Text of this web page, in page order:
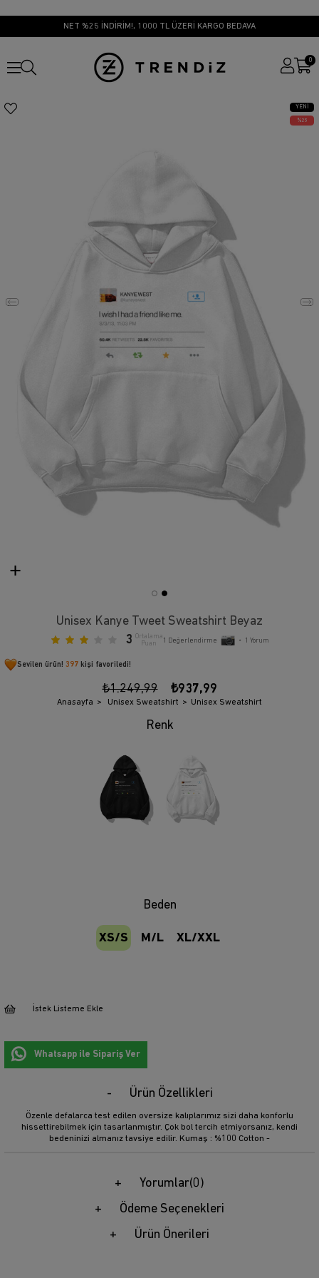
NET %25 İNDİRİM!, 1000 TL ÜZERİ KARGO BEDAVA
0
YENI
ÜRÜN
25
Unisex Kanye Tweet Sweatshirt Beyaz
3 Ortalama
Puan
1 Değerlendirme • 1 Yorum
Sevilen ürün! 397 kişi favoriledi!
₺1.249,99 ₺937,99
Anasayfa Unisex Sweatshirt Unisex Sweatshirt
Beden
XS/S M/L XL/XXL
İstek Listeme Ekle
Whatsapp ile Sipariş Ver
Ürün Özellikleri
Özenle defalarca test edilen oversize kalıplarımız sizi daha konforlu
hissettirebilmek için tasarlanmıştır. Çok bol tercih etmiyorsanız, kendi
bedeninizi almanız tavsiye edilir. Kumaş : %100 Cotton -
Yorumlar(0)
Ödeme Seçenekleri
Ürün Önerileri